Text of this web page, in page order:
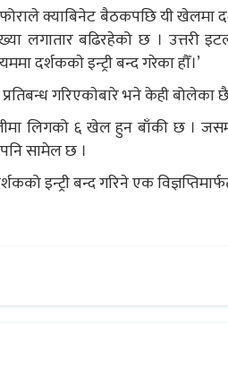
क्याबिनेट बैठकपछि यी
लगातार बढिरहेको छ । उत्तरी
दर्शककाे इन्ट्री बन्द गरेका हौँ।’
गरिएकाेबारे भने केही बोलेका
लिगको ६ खेल हुन बाँकी छ ।
सामेल छ ।
इन्ट्री बन्द गरिने एक